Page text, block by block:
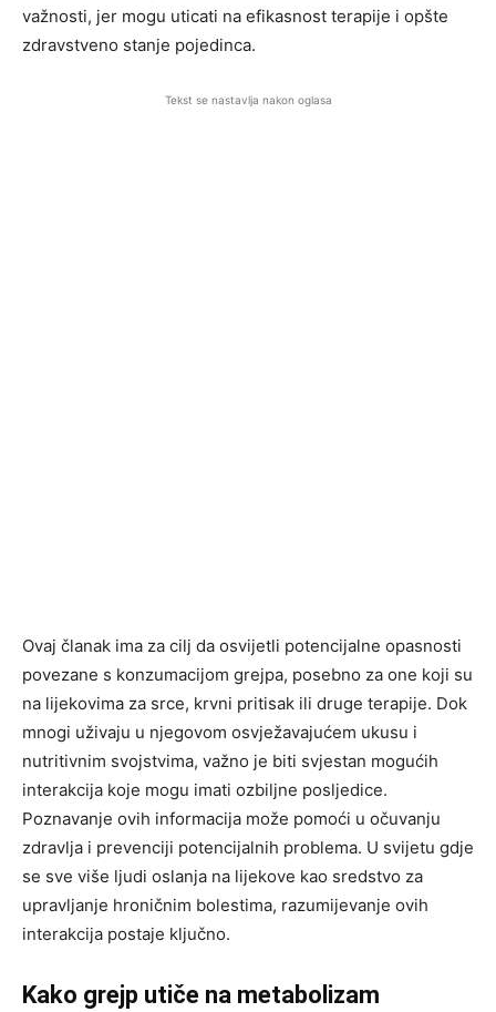
važnosti, jer mogu uticati na efikasnost terapije i opšte
zdravstveno stanje pojedinca.
Tekst se nastavlja nakon oglasa
Ovaj članak ima za cilj da osvijetli potencijalne opasnosti
povezane s konzumacijom grejpa, posebno za one koji su
na lijekovima za srce, krvni pritisak ili druge terapije. Dok
mnogi uživaju u njegovom osvježavajućem ukusu i
nutritivnim svojstvima, važno je biti svjestan mogućih
interakcija koje mogu imati ozbiljne posljedice.
Poznavanje ovih informacija može pomoći u očuvanju
zdravlja i prevenciji potencijalnih problema. U svijetu gdje
se sve više ljudi oslanja na lijekove kao sredstvo za
upravljanje hroničnim bolestima, razumijevanje ovih
interakcija postaje ključno.
Kako grejp utiče na metabolizam